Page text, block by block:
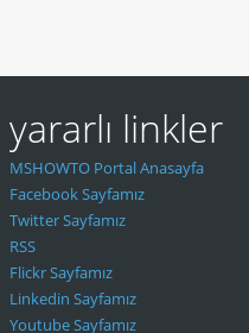
yararlı linkler
MSHOWTO Portal Anasayfa
Facebook Sayfamız
Twitter Sayfamız
RSS
Flickr Sayfamız
Linkedin Sayfamız
Youtube Sayfamız